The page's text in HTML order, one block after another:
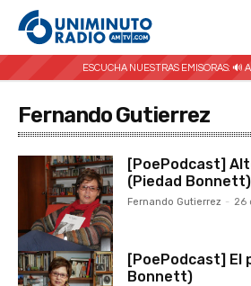
ESCUCHA NUESTRAS EMISORAS: 🔊
Fernando Gutierrez
[PoePodcast]
(Piedad Bonnett)
Fernando Gutierrez - 26
[PoePodcast] El
Bonnett)